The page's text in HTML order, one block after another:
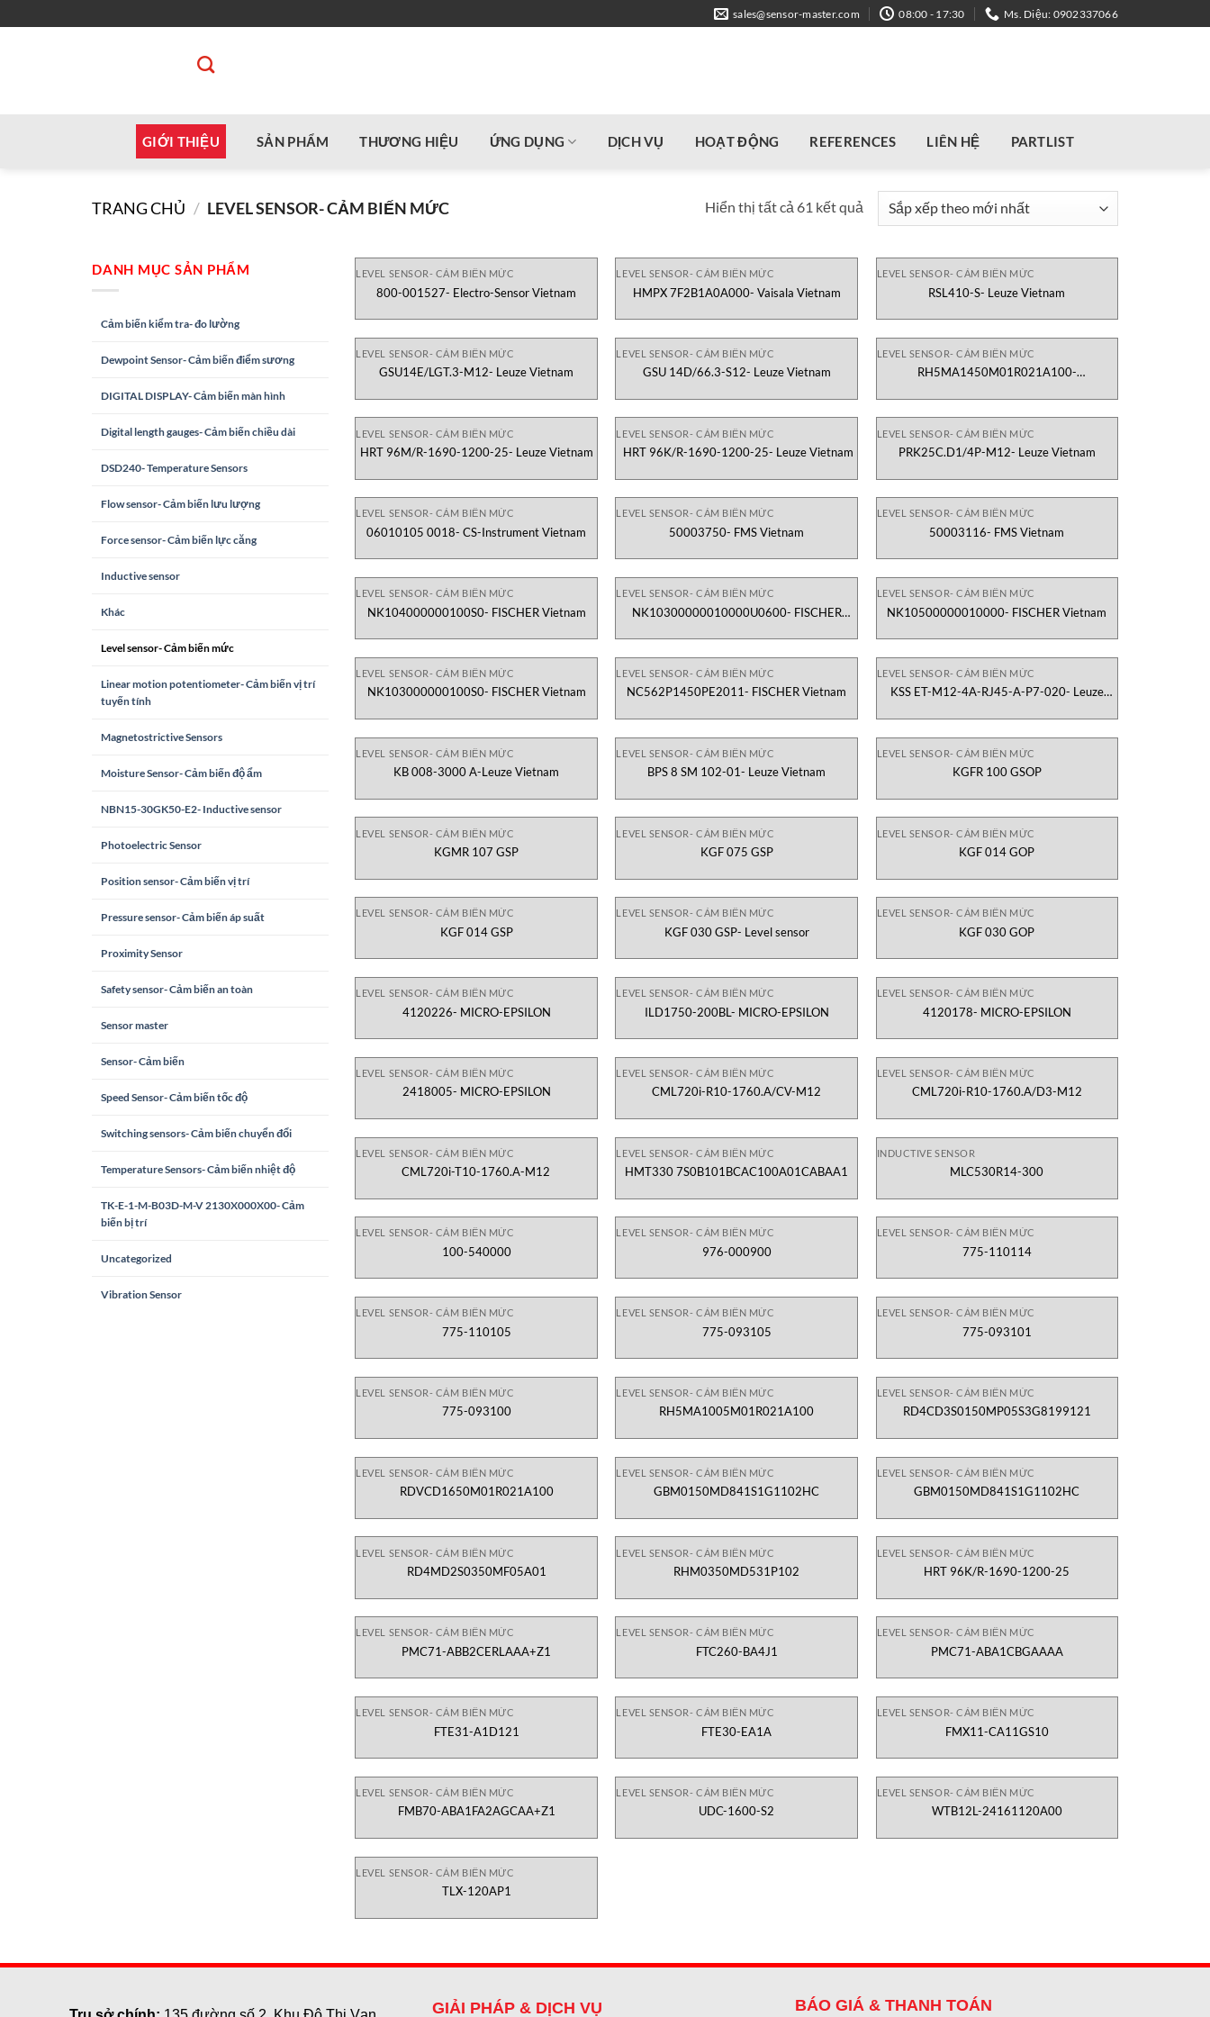
qua
sales@sensor-master.com 08:00 - 17:30 Ms. Diệu: 0902337066
GIỚI THIỆU SẢN PHẨM THƯƠNG HIỆU ỨNG DỤNG DỊCH VỤ HOẠT ĐỘNG REFERENCES LIÊN HỆ PARTLIST
TRANG CHỦ / LEVEL SENSOR- CẢM BIẾN MỨC Hiển thị tất cả 61 kết quảĐã
sắp
theo
nhất
DANH MỤC SẢN PHẨM
Cảm biến kiểm tra- đo lường
Dewpoint Sensor- Cảm biến điểm sương
DIGITAL DISPLAY- Cảm biến màn hình
Digital length gauges- Cảm biến chiều dài
DSD240- Temperature Sensors
Flow sensor- Cảm biến lưu lượng
Force sensor- Cảm biến lực căng
Inductive sensor
Khác
Level sensor- Cảm biến mức
Linear motion potentiometer- Cảm biến vị trí
tuyến tính
Magnetostrictive Sensors
Moisture Sensor- Cảm biến độ ẩm
NBN15-30GK50-E2- Inductive sensor
Photoelectric Sensor
Position sensor- Cảm biến vị trí
Pressure sensor- Cảm biến áp suất
Proximity Sensor
Safety sensor- Cảm biến an toàn
Sensor master
Sensor- Cảm biến
Speed Sensor- Cảm biến tốc độ
Switching sensors- Cảm biến chuyển đổi
Temperature Sensors- Cảm biến nhiệt độ
TK-E-1-M-B03D-M-V 2130X000X00- Cảm
biến bị trí
Uncategorized
Vibration Sensor
LEVEL SENSOR- CẢM BIẾN MỨC
800-001527- Electro-Sensor Vietnam
LEVEL SENSOR- CẢM BIẾN MỨC
HMPX 7F2B1A0A000- Vaisala Vietnam
LEVEL SENSOR- CẢM BIẾN MỨC
RSL410-S- Leuze Vietnam
LEVEL SENSOR- CẢM BIẾN MỨC
GSU14E/LGT.3-M12- Leuze Vietnam
LEVEL SENSOR- CẢM BIẾN MỨC
GSU 14D/66.3-S12- Leuze Vietnam
LEVEL SENSOR- CẢM BIẾN MỨC
RH5MA1450M01R021A100-
LEVEL SENSOR- CẢM BIẾN MỨC
HRT 96M/R-1690-1200-25- Leuze Vietnam
LEVEL SENSOR- CẢM BIẾN MỨC
HRT 96K/R-1690-1200-25- Leuze Vietnam
LEVEL SENSOR- CẢM BIẾN MỨC
PRK25C.D1/4P-M12- Leuze Vietnam
LEVEL SENSOR- CẢM BIẾN MỨC
06010105 0018- CS-Instrument Vietnam
LEVEL SENSOR- CẢM BIẾN MỨC
50003750- FMS Vietnam
LEVEL SENSOR- CẢM BIẾN MỨC
50003116- FMS Vietnam
LEVEL SENSOR- CẢM BIẾN MỨC
NK104000000100S0- FISCHER Vietnam
LEVEL SENSOR- CẢM BIẾN MỨC
NK10300000010000U0600- FISCHER
LEVEL SENSOR- CẢM BIẾN MỨC
NK10500000010000- FISCHER Vietnam
LEVEL SENSOR- CẢM BIẾN MỨC
NK103000000100S0- FISCHER Vietnam
LEVEL SENSOR- CẢM BIẾN MỨC
NC562P1450PE2011- FISCHER Vietnam
LEVEL SENSOR- CẢM BIẾN MỨC
KSS ET-M12-4A-RJ45-A-P7-020- Leuze
LEVEL SENSOR- CẢM BIẾN MỨC
KB 008-3000 A-Leuze Vietnam
LEVEL SENSOR- CẢM BIẾN MỨC
BPS 8 SM 102-01- Leuze Vietnam
LEVEL SENSOR- CẢM BIẾN MỨC
KGFR 100 GSOP
LEVEL SENSOR- CẢM BIẾN MỨC
KGMR 107 GSP
LEVEL SENSOR- CẢM BIẾN MỨC
KGF 075 GSP
LEVEL SENSOR- CẢM BIẾN MỨC
KGF 014 GOP
LEVEL SENSOR- CẢM BIẾN MỨC
KGF 014 GSP
LEVEL SENSOR- CẢM BIẾN MỨC
KGF 030 GSP- Level sensor
LEVEL SENSOR- CẢM BIẾN MỨC
KGF 030 GOP
LEVEL SENSOR- CẢM BIẾN MỨC
4120226- MICRO-EPSILON
LEVEL SENSOR- CẢM BIẾN MỨC
ILD1750-200BL- MICRO-EPSILON
LEVEL SENSOR- CẢM BIẾN MỨC
4120178- MICRO-EPSILON
LEVEL SENSOR- CẢM BIẾN MỨC
2418005- MICRO-EPSILON
LEVEL SENSOR- CẢM BIẾN MỨC
CML720i-R10-1760.A/CV-M12
LEVEL SENSOR- CẢM BIẾN MỨC
CML720i-R10-1760.A/D3-M12
LEVEL SENSOR- CẢM BIẾN MỨC
CML720i-T10-1760.A-M12
LEVEL SENSOR- CẢM BIẾN MỨC
HMT330 7S0B101BCAC100A01CABAA1
INDUCTIVE SENSOR
MLC530R14-300
LEVEL SENSOR- CẢM BIẾN MỨC
100-540000
LEVEL SENSOR- CẢM BIẾN MỨC
976-000900
LEVEL SENSOR- CẢM BIẾN MỨC
775-110114
LEVEL SENSOR- CẢM BIẾN MỨC
775-110105
LEVEL SENSOR- CẢM BIẾN MỨC
775-093105
LEVEL SENSOR- CẢM BIẾN MỨC
775-093101
LEVEL SENSOR- CẢM BIẾN MỨC
775-093100
LEVEL SENSOR- CẢM BIẾN MỨC
RH5MA1005M01R021A100
LEVEL SENSOR- CẢM BIẾN MỨC
RD4CD3S0150MP05S3G8199121
LEVEL SENSOR- CẢM BIẾN MỨC
RDVCD1650M01R021A100
LEVEL SENSOR- CẢM BIẾN MỨC
GBM0150MD841S1G1102HC
LEVEL SENSOR- CẢM BIẾN MỨC
GBM0150MD841S1G1102HC
LEVEL SENSOR- CẢM BIẾN MỨC
RD4MD2S0350MF05A01
LEVEL SENSOR- CẢM BIẾN MỨC
RHM0350MD531P102
LEVEL SENSOR- CẢM BIẾN MỨC
HRT 96K/R-1690-1200-25
LEVEL SENSOR- CẢM BIẾN MỨC
PMC71-ABB2CERLAAA+Z1
LEVEL SENSOR- CẢM BIẾN MỨC
FTC260-BA4J1
LEVEL SENSOR- CẢM BIẾN MỨC
PMC71-ABA1CBGAAAA
LEVEL SENSOR- CẢM BIẾN MỨC
FTE31-A1D121
LEVEL SENSOR- CẢM BIẾN MỨC
FTE30-EA1A
LEVEL SENSOR- CẢM BIẾN MỨC
FMX11-CA11GS10
LEVEL SENSOR- CẢM BIẾN MỨC
FMB70-ABA1FA2AGCAA+Z1
LEVEL SENSOR- CẢM BIẾN MỨC
UDC-1600-S2
LEVEL SENSOR- CẢM BIẾN MỨC
WTB12L-24161120A00
LEVEL SENSOR- CẢM BIẾN MỨC
TLX-120AP1
GIẢI PHÁP & DỊCH VỤ BÁO GIÁ & THANH TOÁN